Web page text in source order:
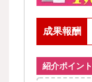
成果報酬
紹介ポイント